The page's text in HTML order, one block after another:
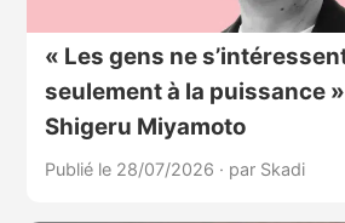
« Les gens ne
seulement à la puissance »
Shigeru Miyamoto
Publié le 28/07/2026 · par Skadi